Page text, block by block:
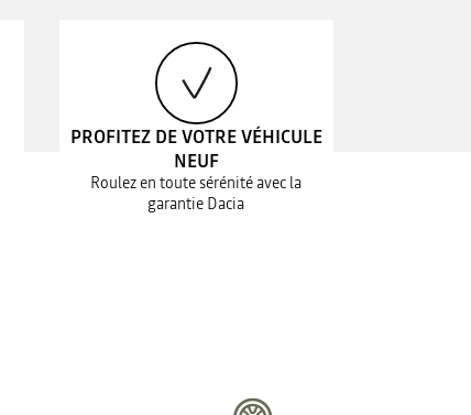
PROFITEZ DE VOTRE VÉHICULE
NEUF
Roulez en toute sérénité avec la
garantie Dacia